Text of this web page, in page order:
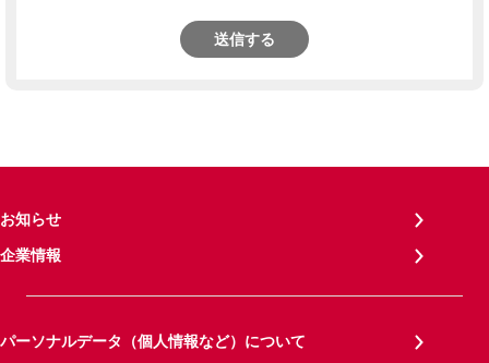
送信する
お知らせ
企業情報
パーソナルデータ（個人情報など）について